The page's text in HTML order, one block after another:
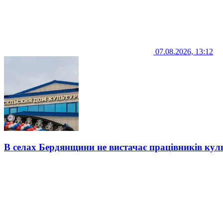
07.08.2026, 13:12
В селах Бердянщини не вистачає працівників